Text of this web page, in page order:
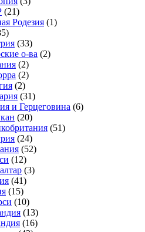
(21)
Родезия (1)
(33)
о-ва (2)
(2)
(2)
(2)
(31)
и Герцеговина (6)
(20)
(51)
(24)
(52)
(12)
(3)
(41)
(15)
(10)
(13)
(16)